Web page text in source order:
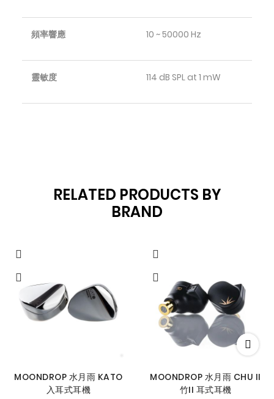
頻率響應 10 ~ 50000 Hz
靈敏度 114 dB SPL at 1 mW
RELATED PRODUCTS BY
BRAND
MOONDROP 水月雨 KATO
入耳式耳機
MOONDROP 水月雨 CHU II
竹II 耳式耳機